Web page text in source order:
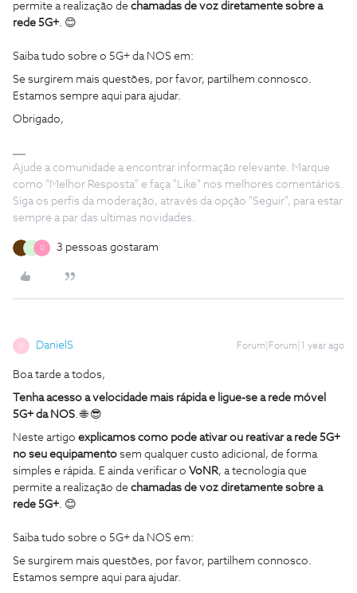
permite a realização de chamadas de voz diretamente sobre a
rede 5G+. 😊
Saiba tudo sobre o 5G+ da NOS em:
Se surgirem mais questões, por favor, partilhem connosco.
Estamos sempre aqui para ajudar.
Obrigado,
Ajude a comunidade a encontrar informação relevante. Marque
como "Melhor Resposta" e faça "Like" nos melhores comentários.
Siga os perfis da moderação, através da opção "Seguir", para estar
sempre a par das ultimas novidades.
M D 3 pessoas gostaram
D DanielS Forum|Forum|1 year ago
Boa tarde a todos,
Tenha acesso a velocidade mais rápida e ligue-se a rede móvel
5G+ da NOS. 🌐 😎
Neste artigo explicamos como pode ativar ou reativar a rede 5G+
no seu equipamento sem qualquer custo adicional, de forma
simples e rápida. E ainda verificar o VoNR, a tecnologia que
permite a realização de chamadas de voz diretamente sobre a
rede 5G+. 😊
Saiba tudo sobre o 5G+ da NOS em:
Se surgirem mais questões, por favor, partilhem connosco.
Estamos sempre aqui para ajudar.